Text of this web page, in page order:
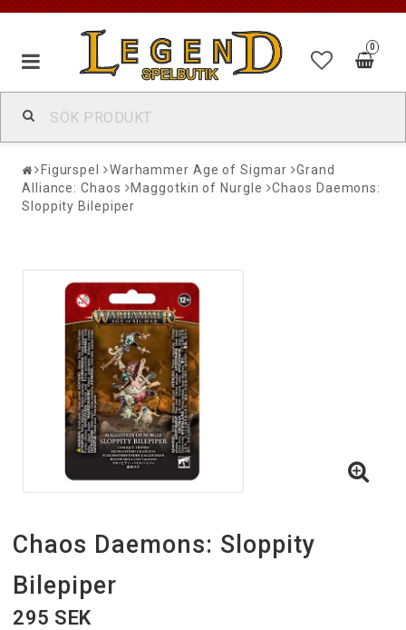
0
Figurspel Warhammer Age of Sigmar
Grand
Alliance: Chaos
Maggotkin of Nurgle
Chaos Daemons:
Sloppity Bilepiper
Chaos Daemons: Sloppity
Bilepiper
295 SEK